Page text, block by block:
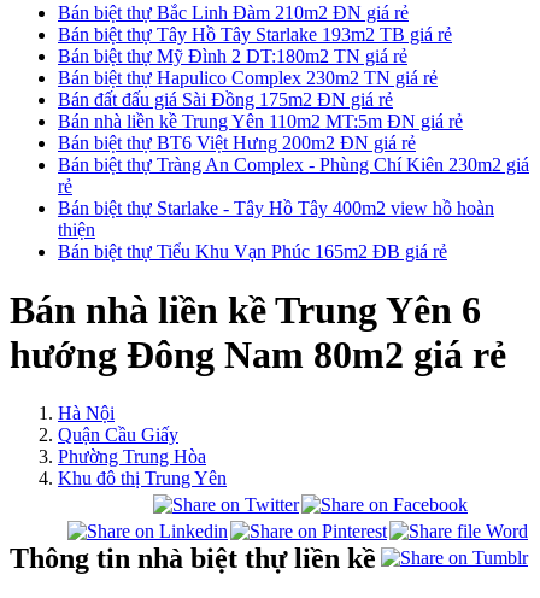
Bán biệt thự Bắc Linh Đàm 210m2 ĐN giá rẻ
Bán biệt thự Tây Hồ Tây Starlake 193m2 TB giá rẻ
Bán biệt thự Mỹ Đình 2 DT:180m2 TN giá rẻ
Bán biệt thự Hapulico Complex 230m2 TN giá rẻ
Bán đất đấu giá Sài Đồng 175m2 ĐN giá rẻ
Bán nhà liền kề Trung Yên 110m2 MT:5m ĐN giá rẻ
Bán biệt thự BT6 Việt Hưng 200m2 ĐN giá rẻ
Bán biệt thự Tràng An Complex - Phùng Chí Kiên 230m2 giá
rẻ
Bán biệt thự Starlake - Tây Hồ Tây 400m2 view hồ hoàn
thiện
Bán biệt thự Tiểu Khu Vạn Phúc 165m2 ĐB giá rẻ
Bán nhà liền kề Trung Yên 6
hướng Đông Nam 80m2 giá rẻ
Hà Nội
Quận Cầu Giấy
Phường Trung Hòa
Khu đô thị Trung Yên
Thông tin nhà biệt thự liền kề